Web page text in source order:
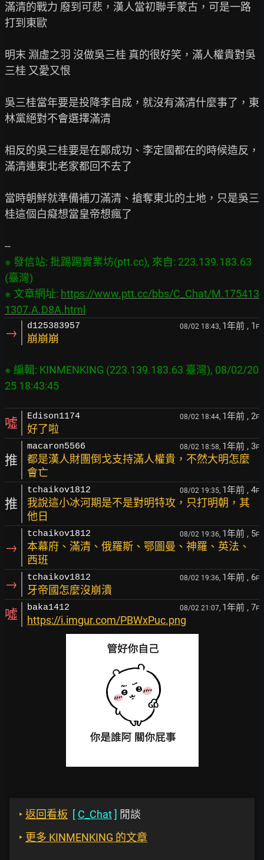
滿清的戰力 廢到可悲，漢人當初聯手蒙古，可是一路
打到東歐
明末 淵虛之羽 沒做吳三桂 真的很好笑，滿人權貴對吳
三桂 又愛又恨
吳三桂當年要是投降李自成，就沒有滿清什麼事了，東
林黨絕對不會選擇滿清
相反的吳三桂要是在鄭成功、李定國都在的時候造反，
滿清連東北老家都回不去了
當時朝鮮就準備補刀滿清、搶奪東北的土地，只是吳三
桂這個白癡想當皇帝想瘋了
※ 發信站: 批踢踢實業坊(ptt.cc), 來自: 223.139.183.63
(臺灣)
※ 文章網址: https://www.ptt.cc/bbs/C_Chat/M.175413
1307.A.D8A.html
→ d125383957 08/02 18:43, 1年前 , 1 F
崩崩崩
※ 編輯: KINMENKING (223.139.183.63 臺灣), 08/02/20
噓 Edison1174 08/02 18:44, 1年前 , 2F
好了啦
推
macaron5566 08/02 18:58, 1年前 , 3F
都是漢人財團倒戈支持滿人權貴，不然大明怎麼
會亡
推
tchaikov1812 08/02 19:35, 1年前 , 4F
我說這小冰河期是不是對明特攻，只打明朝，其
他日
→
tchaikov1812 08/02 19:36, 1年前 , 5F
本幕府、滿清、俄羅斯、鄂圖曼、神羅、英法、
西班
→ tchaikov1812 08/02 19:36, 1年前 , 6F
牙帝國怎麼沒崩潰
噓 baka1412 08/02 21:07, 1年前 , 7F
https://i.imgur.com/PBWxPuc.png
‣ 返回看板 [ C_Chat] 閒談
‣ 更多 KINMENKING 的文章